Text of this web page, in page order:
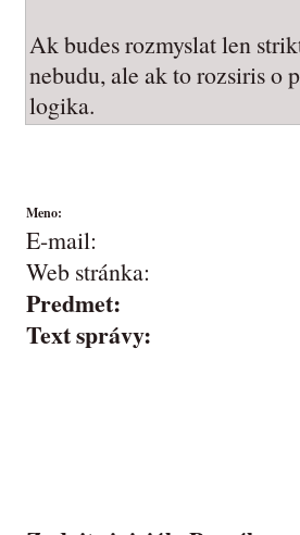
Ak budes rozmyslat len
nebudu, ale ak to rozsiris o
logika.
Meno:
E-mail:
Web stránka:
Predmet:
Text správy: